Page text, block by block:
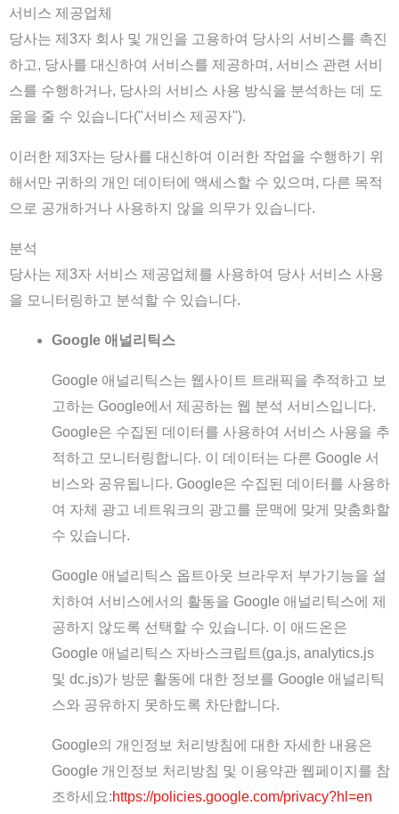
서비스 제공업체
당사는 제3자 회사 및 개인을 고용하여 당사의 서비스를 촉진
하고, 당사를 대신하여 서비스를 제공하며, 서비스 관련 서비
스를 수행하거나, 당사의 서비스 사용 방식을 분석하는 데 도
움을 줄 수 있습니다("서비스 제공자").
이러한 제3자는 당사를 대신하여 이러한 작업을 수행하기 위
해서만 귀하의 개인 데이터에 액세스할 수 있으며, 다른 목적
으로 공개하거나 사용하지 않을 의무가 있습니다.
분석
당사는 제3자 서비스 제공업체를 사용하여 당사 서비스 사용
을 모니터링하고 분석할 수 있습니다.
Google 애널리틱스
Google 애널리틱스는 웹사이트 트래픽을 추적하고 보
고하는 Google에서 제공하는 웹 분석 서비스입니다.
Google은 수집된 데이터를 사용하여 서비스 사용을 추
적하고 모니터링합니다. 이 데이터는 다른 Google 서
비스와 공유됩니다. Google은 수집된 데이터를 사용하
여 자체 광고 네트워크의 광고를 문맥에 맞게 맞춤화할
수 있습니다.
Google 애널리틱스 옵트아웃 브라우저 부가기능을 설
치하여 서비스에서의 활동을 Google 애널리틱스에 제
공하지 않도록 선택할 수 있습니다. 이 애드온은
Google 애널리틱스 자바스크립트(ga.js, analytics.js
및 dc.js)가 방문 활동에 대한 정보를 Google 애널리틱
스와 공유하지 못하도록 차단합니다.
Google의 개인정보 처리방침에 대한 자세한 내용은
Google 개인정보 처리방침 및 이용약관 웹페이지를 참
조하세요:https://policies.google.com/privacy?hl=en